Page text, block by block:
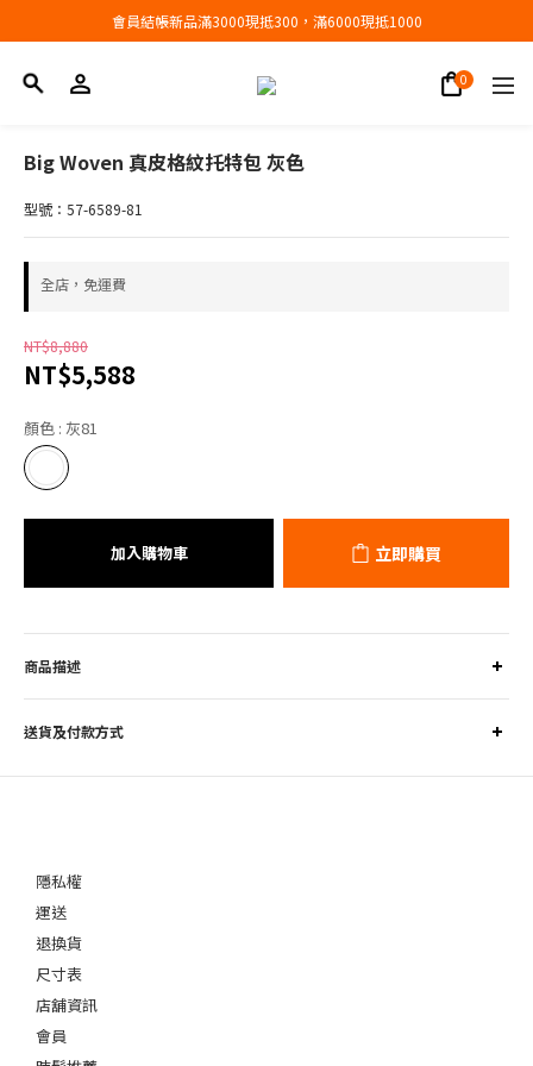
會員結帳新品滿3000現抵300，滿6000現抵1000
會員結帳新品滿3000現抵300，滿6000現抵1000
Big Woven 真皮格紋托特包 灰色
型號：57-6589-81
全店，免運費
NT$8,880
NT$5,588
顏色 : 灰81
加入購物車 立即購買
商品描述
送貨及付款方式
隱私權
運送
退換貨
尺寸表
店舖資訊
會員